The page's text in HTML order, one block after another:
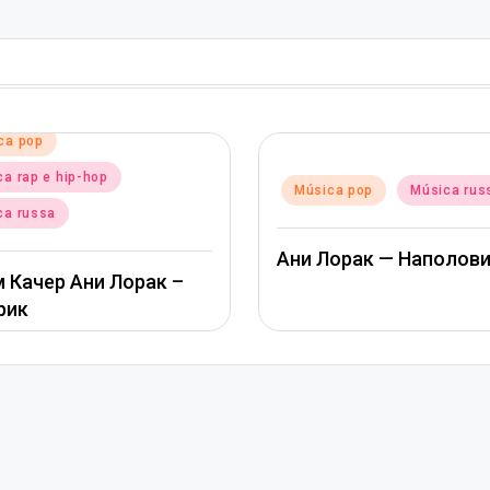
pop Música russa
— Наполовину
Posted
in
Música pop Música
Пообещай